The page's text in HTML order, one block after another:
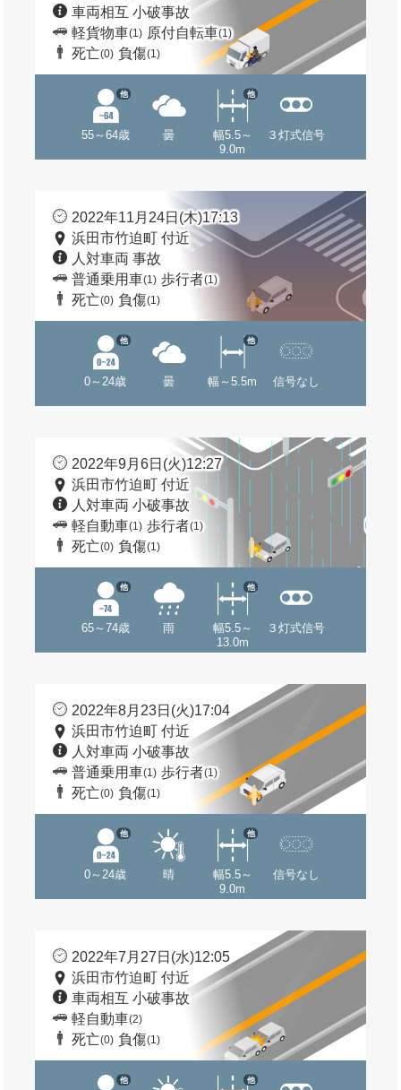
車両相互 小破事故
軽貨物車(1) 原付自転車(1)
死亡(0) 負傷(1)
55～64歳
他
曇
幅5.5～
9.0m
他
３灯式信号
2022年11月24日(木)17:13
浜田市竹迫町 付近
人対車両 事故
普通乗用車(1) 歩行者(1)
死亡(0) 負傷(1)
0～24歳
他
曇 幅～5.5m
他
信号なし
2022年9月6日(火)12:27
浜田市竹迫町 付近
人対車両 小破事故
軽自動車(1) 歩行者(1)
死亡(0) 負傷(1)
65～74歳
他
雨
幅5.5～
13.0m
他
３灯式信号
2022年8月23日(火)17:04
浜田市竹迫町 付近
人対車両 小破事故
普通乗用車(1) 歩行者(1)
死亡(0) 負傷(1)
0～24歳
他
晴
幅5.5～
9.0m
他
信号なし
2022年7月27日(水)12:05
浜田市竹迫町 付近
車両相互 小破事故
軽自動車(2)
死亡(0) 負傷(1)
他 他